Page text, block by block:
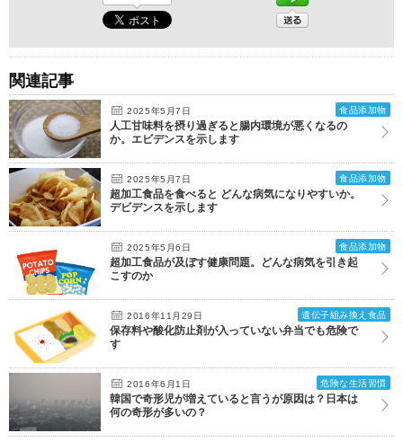
関連記事
2025年5月7日 食品添加物
人工甘味料を摂り過ぎると腸内環境が悪くなるの
か。エビデンスを示します
2025年5月7日 食品添加物
超加工食品を食べると どんな病気になりやすいか。
デビデンスを示します
2025年5月6日 食品添加物
超加工食品が及ぼす健康問題。どんな病気を引き起
こすのか
2016年11月29日 遺伝子組み換え食品
保存料や酸化防止剤が入っていない弁当でも危険で
す
2016年6月1日 危険な生活習慣
韓国で奇形児が増えていると言うが原因は？日本は
何の奇形が多いの？